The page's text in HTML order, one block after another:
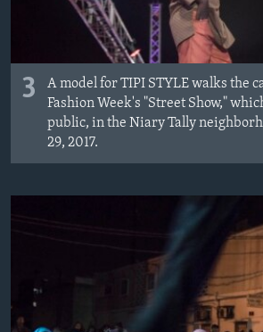
3
A model for TIPI STYLE walks the
Fashion Week's "Street Show,"
public, in the Niary Tally
29, 2017.